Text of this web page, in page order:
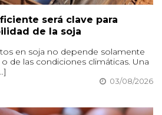
será clave para
de la soja
en soja no depende solamente
de las condiciones climáticas. Una
03/08/2026